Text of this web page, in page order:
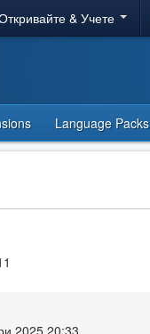
& Учете
Language Packs
2025 20:33